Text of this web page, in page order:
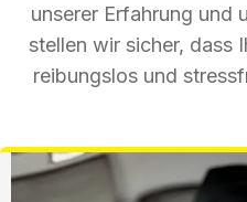
unserer Erfahrung und
stellen wir sicher, dass
reibungslos und